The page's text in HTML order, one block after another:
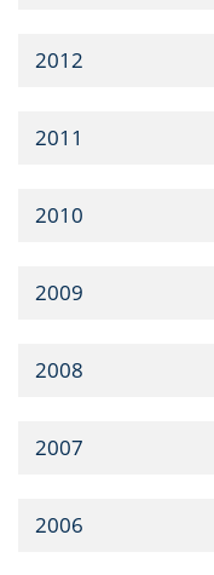
2012
2011
2010
2009
2008
2007
2006